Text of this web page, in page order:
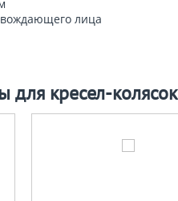
лица
для кресел-колясок